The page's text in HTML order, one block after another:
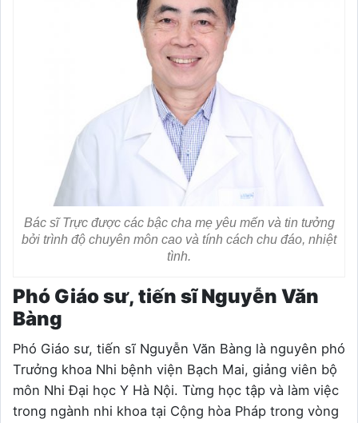
Bác sĩ Trực được các bậc cha mẹ yêu mến và tin tưởng
bởi trình độ chuyên môn cao và tính cách chu đáo, nhiệt
tình.
Phó Giáo sư, tiến sĩ Nguyễn Văn
Bàng
Phó Giáo sư, tiến sĩ Nguyễn Văn Bàng là nguyên phó
Trưởng khoa Nhi bệnh viện Bạch Mai, giảng viên bộ
môn Nhi Đại học Y Hà Nội. Từng học tập và làm việc
trong ngành nhi khoa tại Cộng hòa Pháp trong vòng